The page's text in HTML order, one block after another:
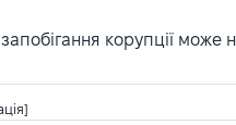
корупції